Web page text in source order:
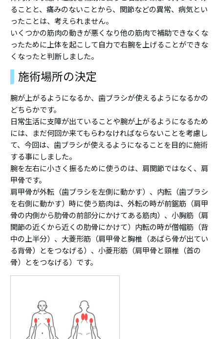
ることと、痛みのないことから、関節などの異常、病気とい
ったことは、考えられません。
いくつかの筋肉の動きが悪くなり他の筋肉で補助できなくな
ったために上体を起こして自力で右腕を上げることができな
くなったと判断しました。
施術場所の決定
腕が上がるようになるか、歯ブラシが使えるようになるかの
どちらかです。
日常生活に支障が出ていることや腕が上がるようになるため
には、まだ何回か来てもらわなければならないことを考慮し
て、今回は、歯ブラシが使えるようになることを目的に施術
する事にしました。
腕を左右に小さく振るために使うのは、肩関節ではなく、肩
甲骨です。
肩甲骨が外転（歯ブラシを左側に動かす）、内転（歯ブラシ
を右側に動かす）時に使う筋肉は、外転の時が前鋸筋（肩甲
骨の内側から肋骨の前部分にかけてある筋肉）、小胸筋（肩
関節の近くから近くの肋骨にかけて）内転の時が僧帽筋（背
中の上半分）、大菱形筋（肩甲骨と胸椎（あばら骨が出てい
る背骨）とをつなげる）、小菱形筋（肩甲骨と頸椎（首の
骨）とをつなげる）です。